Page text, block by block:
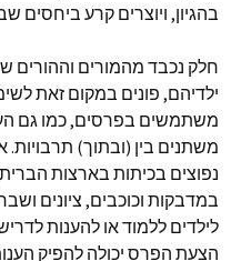
בהגיון, ויוצרים קרע ביחסים
חלק נכבד מהמורים
ילדיהם, פונים במקום זאת
משתמשים בפרסים, כמו גם
משתנים בין (ובתוך)
נפוצים בכיתות בארצות
במדבקות וכוכבים, ציונים
לילדים ללמוד או להענות
הצעת הפרס יכולה להפיק